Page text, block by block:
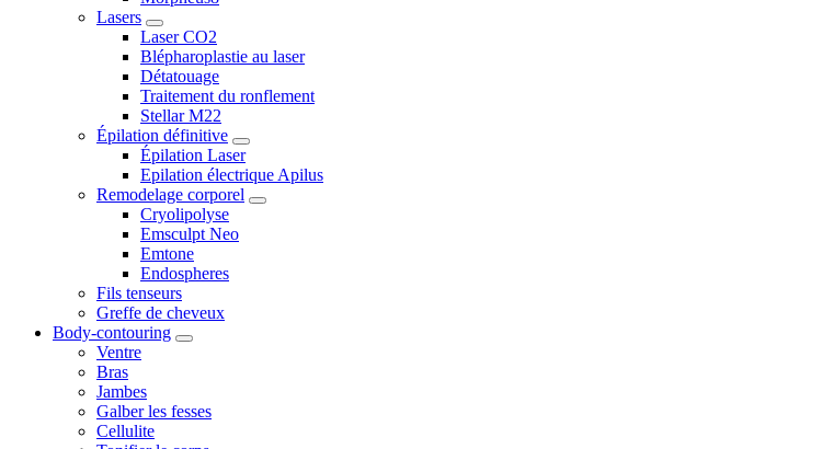
Lasers
Laser CO2
Blépharoplastie au laser
Détatouage
Traitement du ronflement
Stellar M22
Épilation définitive
Épilation Laser
Epilation électrique Apilus
Remodelage corporel
Cryolipolyse
Emsculpt Neo
Emtone
Endospheres
Fils tenseurs
Greffe de cheveux
Body-contouring
Ventre
Bras
Jambes
Galber les fesses
Cellulite